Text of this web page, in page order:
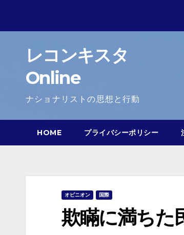
レコンキスタ
Online
ナショナリストの思想と行動
HOME プライバシーポリシー
オピニオン 国際
欺瞞に満ち